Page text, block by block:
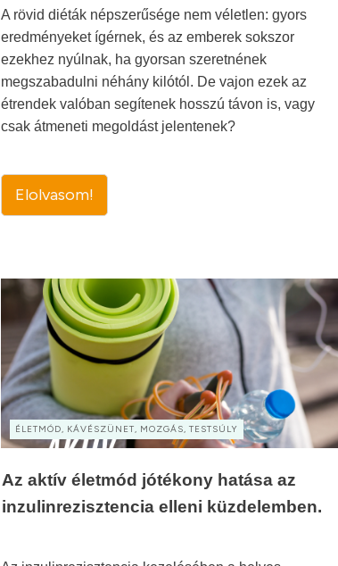
A rövid diéták népszerűsége nem véletlen: gyors
eredményeket ígérnek, és az emberek sokszor
ezekhez nyúlnak, ha gyorsan szeretnének
megszabadulni néhány kilótól. De vajon ezek az
étrendek valóban segítenek hosszú távon is, vagy
csak átmeneti megoldást jelentenek?
Elolvasom!
ÉLETMÓD, KÁVÉSZÜNET, MOZGÁS, TESTSÚLY
Az aktív életmód jótékony hatása az
inzulinrezisztencia elleni küzdelemben.